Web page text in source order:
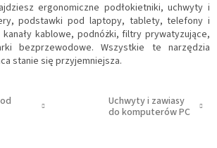
ergonomiczne podłokietniki, uchwyty i
podstawki pod laptopy, tablety, telefony i
kablowe, podnóżki, filtry prywatyzujące,
bezprzewodowe. Wszystkie te narzędzia
stanie się przyjemniejsza.
Uchwyty i zawiasy
do komputerów PC